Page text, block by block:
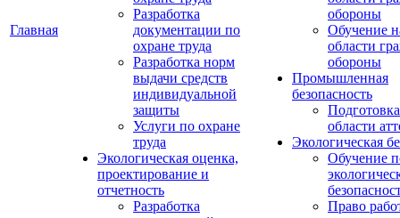
Главная
Разработка
документации по
охране труда
Разработка норм
выдачи средств
индивидуальной
защиты
Услуги по охране
труда
Экологическая оценка,
проектирование и
отчетность
Разработка
обороны
Обучение
области
обороны
Промышленная
безопасность
области
Экологическая
Обучение
Право